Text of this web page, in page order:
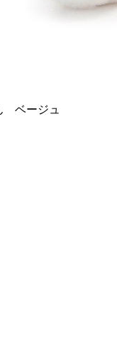
ベージュ